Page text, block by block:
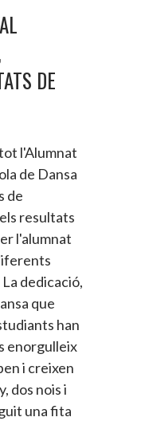
DE
l'Alumnat
de Dansa
de
resultats
l'alumnat
dedicació,
que
han
enorgulleix
i creixen
dos nois i
una fita